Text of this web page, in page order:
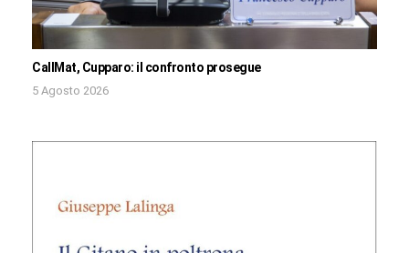
CallMat, Cupparo: il confronto prosegue
5 Agosto 2026